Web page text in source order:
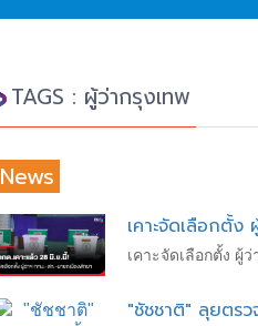
TAGS : ผู้ว่ากรุงเทพ
News
เคาะจัดเลือกตั้
เคาะจัดเลือกตั้ง ผู้
"ชัชชาติ" ลุยตร